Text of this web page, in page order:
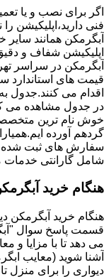
اگر برای نصب و یا
فنی
آبگرمکن همانند
اپلیکیشن شفاف و
آبگرمکن در سراسر
قیمت های استاندارد
اقدام می
در جدول مشاهده می
خوش نام ترین
گردهم آورده
سفارش های ثبت شده
شامل گارانتی خدمات
هنگام خرید
هنگام خرید آبگرمکن
قسمت پاسخ سوال
می دهد تا با مزایا و
آشنا شوید (معایب
دیواری را برای منزل